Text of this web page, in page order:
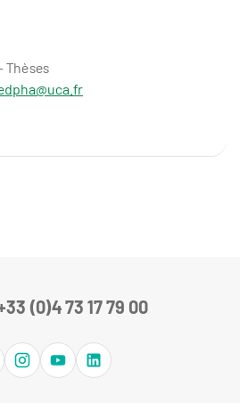
Thèses
(0)4 73 17 79 00